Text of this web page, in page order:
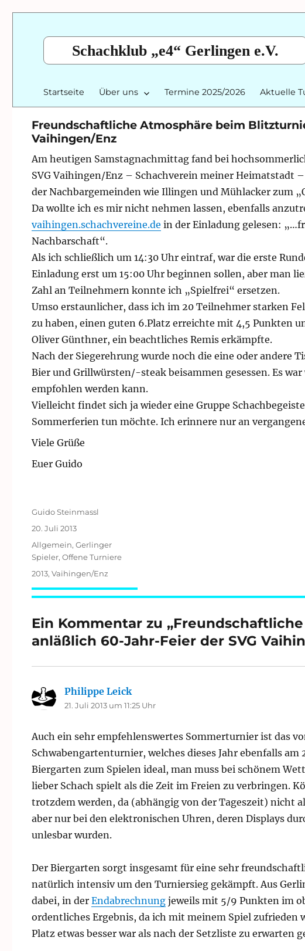
Schachklub „e4“ Gerlingen e.V.
Startseite Über uns Termine 2025/2026 Aktuelle
Freundschaftliche Atmosphäre beim
Vaihingen/Enz
Am heutigen Samstagnachmittag fand bei
SVG Vaihingen/Enz – Schachverein meiner Heimatstadt
der Nachbargemeinden wie Illingen und Mühlacker zum
Da wollte ich es mir nicht nehmen lassen, ebenfalls
vaihingen.schachvereine.de in der Einladung gelesen:
Nachbarschaft“.
Als ich schließlich um 14:30 Uhr eintraf, war die erste
Einladung erst um 15:00 Uhr beginnen sollen, aber man
Zahl an Teilnehmern konnte ich „Spielfrei“ ersetzen.
Umso erstaunlicher, dass ich im 20 Teilnehmer starken
zu haben, einen guten 6.Platz erreichte mit 4,5 Punkten
Oliver Günthner, ein beachtliches Remis erkämpfte.
Nach der Siegerehrung wurde noch die eine oder andere
Bier und Grillwürsten/-steak beisammen gesessen. Es
empfohlen werden kann.
Vielleicht findet sich ja wieder eine Gruppe
Sommerferien tun möchte. Ich erinnere nur an
Viele Grüße
Euer Guido
Autor
Guido Steinmassl
Veröffentlicht
am
20. Juli 2013
Kategorien
Allgemein, Gerlinger
Spieler, Offene Turniere
Schlagwörter
2013, Vaihingen/Enz
Ein Kommentar zu
anläßlich 60-Jahr-Feier der SVG
Philippe Leicksagt:
21. Juli 2013 um 11:25 Uhr
Auch ein sehr empfehlenswertes Sommerturnier ist das
Schwabengartenturnier, welches dieses Jahr ebenfalls
Biergarten zum Spielen ideal, man muss bei schönem
lieber Schach spielt als die Zeit im Freien zu verbringen.
trotzdem werden, da (abhängig von der Tageszeit) nicht
aber nur bei den elektronischen Uhren, deren Displays
unlesbar wurden.
Der Biergarten sorgt insgesamt für eine sehr
natürlich intensiv um den Turniersieg gekämpft. Aus
dabei, in der Endabrechnungjeweils mit 5/9 Punkten im
ordentliches Ergebnis, da ich mit meinem Spiel zufrieden
Platz etwas besser war als nach der Setzliste zu erwarten